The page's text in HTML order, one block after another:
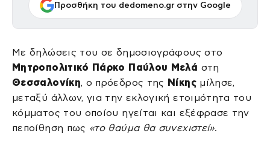
Προσθήκη του dedomeno.gr στην Google
Με δηλώσεις του σε δημοσιογράφους στο
Μητροπολιτικό Πάρκο Παύλου Μελά στη
Θεσσαλονίκη, ο πρόεδρος της Νίκηςμίλησε,
μεταξύ άλλων, για την εκλογική ετοιμότητα του
κόμματος του οποίου ηγείται και εξέφρασε την
πεποίθηση πως «το θαύμα θα συνεχιστεί».